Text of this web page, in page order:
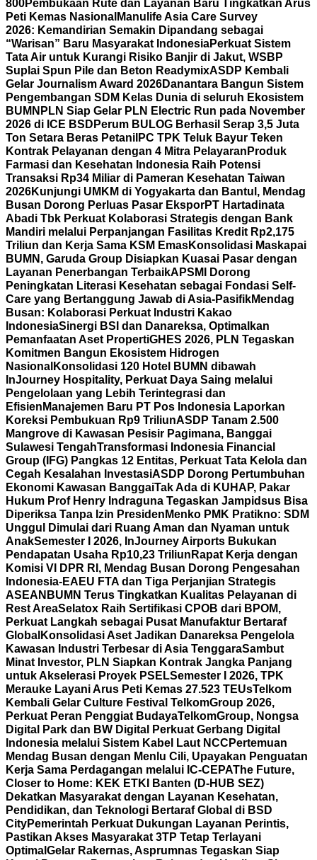
800Pembukaan Rute dan Layanan Baru Tingkatkan Arus
Peti Kemas Nasional Manulife Asia Care Survey
2026: Kemandirian Semakin Dipandang sebagai
“Warisan” Baru Masyarakat IndonesiaPerkuat Sistem
Tata Air untuk Kurangi Risiko Banjir di Jakut, WSBP
Suplai Spun Pile dan Beton ReadymixASDP Kembali
Gelar Journalism Award 2026Danantara Bangun Sistem
Pengembangan SDM Kelas Dunia di seluruh Ekosistem
BUMN PLN Siap Gelar PLN Electric Run pada November
2026 di ICE BSD Perum BULOG Berhasil Serap 3,5 Juta
Ton Setara Beras Petani IPC TPK Teluk Bayur Teken
Kontrak Pelayanan dengan 4 Mitra Pelayaran Produk
Farmasi dan Kesehatan Indonesia Raih Potensi
Transaksi Rp34 Miliar di Pameran Kesehatan Taiwan
2026Kunjungi UMKM di Yogyakarta dan Bantul, Mendag
Busan Dorong Perluas Pasar EksporPT Hartadinata
Abadi Tbk Perkuat Kolaborasi Strategis dengan Bank
Mandiri melalui Perpanjangan Fasilitas Kredit Rp2,175
Triliun dan Kerja Sama KSM EmasKonsolidasi Maskapai
BUMN, Garuda Group Disiapkan Kuasai Pasar dengan
Layanan Penerbangan TerbaikAPSMI Dorong
Peningkatan Literasi Kesehatan sebagai Fondasi Self-
Care yang Bertanggung Jawab di Asia-PasifikMendag
Busan: Kolaborasi Perkuat Industri Kakao
IndonesiaSinergi BSI dan Danareksa, Optimalkan
Pemanfaatan Aset PropertiGHES 2026, PLN Tegaskan
Komitmen Bangun Ekosistem Hidrogen
Nasional Konsolidasi 120 Hotel BUMN dibawah
InJourney Hospitality, Perkuat Daya Saing melalui
Pengelolaan yang Lebih Terintegrasi dan
Efisien Manajemen Baru PT Pos Indonesia Laporkan
Koreksi Pembukuan Rp9 TriliunASDP Tanam 2.500
Mangrove di Kawasan Pesisir Pagimana, Banggai
Sulawesi TengahTransformasi Indonesia Financial
Group (IFG) Pangkas 12 Entitas, Perkuat Tata Kelola dan
Cegah Kesalahan InvestasiASDP Dorong Pertumbuhan
Ekonomi Kawasan BanggaiTak Ada di KUHAP, Pakar
Hukum Prof Henry Indraguna Tegaskan Jampidsus Bisa
Diperiksa Tanpa Izin Presiden Menko PMK Pratikno: SDM
Unggul Dimulai dari Ruang Aman dan Nyaman untuk
AnakSemester I 2026, InJourney Airports Bukukan
Pendapatan Usaha Rp10,23 Triliun Rapat Kerja dengan
Komisi VI DPR RI, Mendag Busan Dorong Pengesahan
Indonesia-EAEU FTA dan Tiga Perjanjian Strategis
ASEAN BUMN Terus Tingkatkan Kualitas Pelayanan di
Rest AreaSelatox Raih Sertifikasi CPOB dari BPOM,
Perkuat Langkah sebagai Pusat Manufaktur Bertaraf
Global Konsolidasi Aset Jadikan Danareksa Pengelola
Kawasan Industri Terbesar di Asia TenggaraSambut
Minat Investor, PLN Siapkan Kontrak Jangka Panjang
untuk Akselerasi Proyek PSELSemester I 2026, TPK
Merauke Layani Arus Peti Kemas 27.523 TEUsTelkom
Kembali Gelar Culture Festival TelkomGroup 2026,
Perkuat Peran Penggiat BudayaTelkomGroup, Nongsa
Digital Park dan BW Digital Perkuat Gerbang Digital
Indonesia melalui Sistem Kabel Laut NCC Pertemuan
Mendag Busan dengan Menlu Cili, Upayakan Penguatan
Kerja Sama Perdagangan melalui IC-CEPAThe Future,
Closer to Home: KEK ETKI Banten (D-HUB SEZ)
Dekatkan Masyarakat dengan Layanan Kesehatan,
Pendidikan, dan Teknologi Bertaraf Global di BSD
CityPemerintah Perkuat Dukungan Layanan Perintis,
Pastikan Akses Masyarakat 3TP Tetap Terlayani
Optimal Gelar Rakernas, Asprumnas Tegaskan Siap